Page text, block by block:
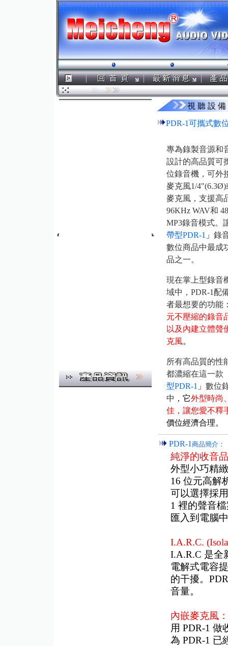
視 聽 設 備
PDR-1可攜式數
專為錄製音源和
設計的高品質可
位錄音機，可外
麥克風1/4"(6.3Ø)
麥克風，支援高
96KHz WAV和
MP3錄音模式。
帶型PDR-1 」 錄
數位商品中最成
品之一。
現在掌上型錄音
域中，PDR-1配
者最想要的功能
元不壓縮的錄音
以及內建立體聲
克風。
所有高品質的性
都濃縮在這一款
型PDR-1 」 數位
中 ，它外型時尚
佳，讓您愛不釋
價位經濟合理。
PDR-1 商品簡介：
純淨的收音
外型小巧精
16 位元高解
可以選擇採
1 裡的聲音
匯入到電腦
I.A.R.C.
I.A.R.C 是全
電解式電容
的干擾。
音量。
內嵌麥克風：
用 PDR-1 做
為 PDR-1 已